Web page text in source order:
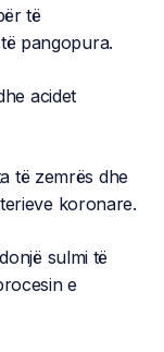
të
pangopura.
acidet
të zemrës dhe
koronare.
sulmi të
e